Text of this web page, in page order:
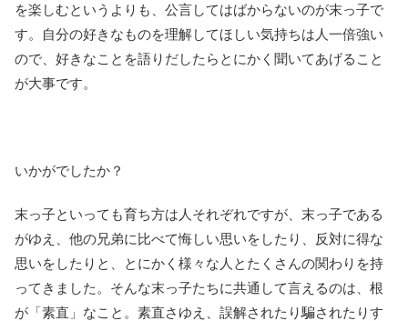
を楽しむというよりも、公言してはばからないのが末っ子で
す。自分の好きなものを理解してほしい気持ちは人一倍強い
ので、好きなことを語りだしたらとにかく聞いてあげること
が大事です。
いかがでしたか？
末っ子といっても育ち方は人それぞれですが、末っ子である
がゆえ、他の兄弟に比べて悔しい思いをしたり、反対に得な
思いをしたりと、とにかく様々な人とたくさんの関わりを持
ってきました。そんな末っ子たちに共通して言えるのは、根
が「素直」なこと。素直さゆえ、誤解されたり騙されたりす